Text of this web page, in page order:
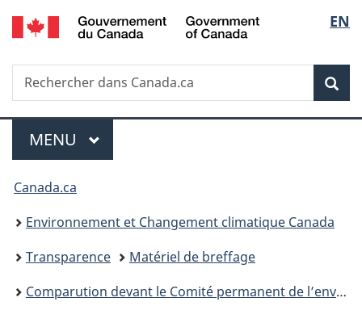
Passer
au
principal
Passer
à
Au
du
Passer
à
version
simplifiée
de
la
EN
Recherche
Rechercher
dans
Menu
MENU PRINCIPAL
Vous
êtes
ici :
Canada.ca
Environnement et Changement climatique Canada
Transparence
Matériel de breffage
Comparution devant le Comité permanent de l’environnement et du développement durable – 3 mai 2022